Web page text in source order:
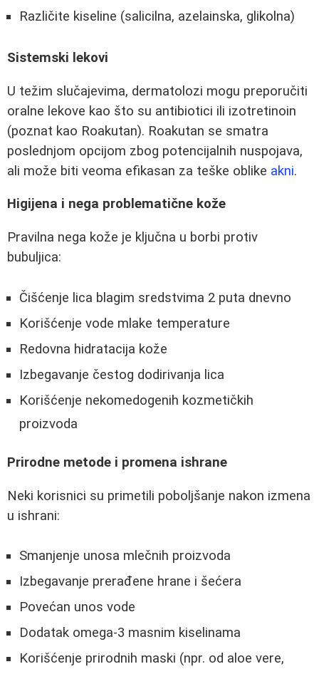
Različite kiseline (salicilna, azelainska, glikolna)
Sistemski lekovi
U težim slučajevima, dermatolozi mogu preporučiti
oralne lekove kao što su antibiotici ili izotretinoin
(poznat kao Roakutan). Roakutan se smatra
poslednjom opcijom zbog potencijalnih nuspojava,
ali može biti veoma efikasan za teške oblike akni.
Higijena i nega problematične kože
Pravilna nega kože je ključna u borbi protiv
bubuljica:
Čišćenje lica blagim sredstvima 2 puta dnevno
Korišćenje vode mlake temperature
Redovna hidratacija kože
Izbegavanje čestog dodirivanja lica
Korišćenje nekomedogenih kozmetičkih
proizvoda
Prirodne metode i promena ishrane
Neki korisnici su primetili poboljšanje nakon izmena
u ishrani:
Smanjenje unosa mlečnih proizvoda
Izbegavanje prerađene hrane i šećera
Povećan unos vode
Dodatak omega-3 masnim kiselinama
Korišćenje prirodnih maski (npr. od aloe vere,